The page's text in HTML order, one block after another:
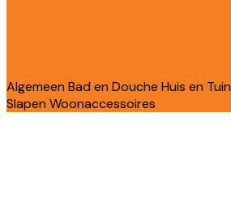
Algemeen Bad en Douche Huis en Tuin
Slapen Woonaccessoires